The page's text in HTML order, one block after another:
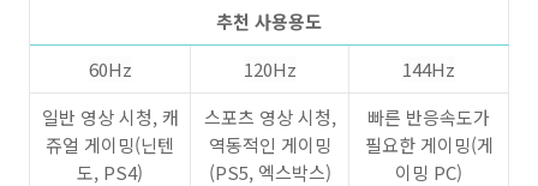
추천 사용용도
60Hz
120Hz
144Hz
일반 영상 시청, 캐
쥬얼 게이밍(닌텐
도, PS4)
스포츠 영상 시청,
역동적인 게이밍
(PS5, 엑스박스)
빠른 반응속도가
필요한 게이밍(게
이밍 PC)